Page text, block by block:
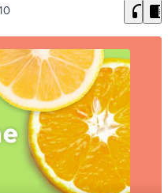
headphones chrome_reader_mode